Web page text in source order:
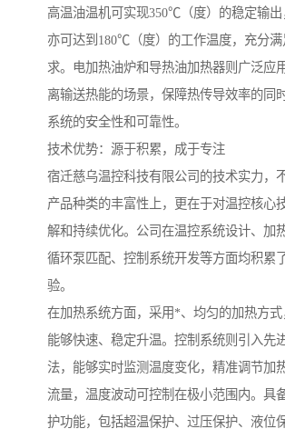
高温油温机可实现350℃（度）的稳定输
亦可达到180℃（度）的工作温度，充分
求。电加热油炉和导热油加热器则广泛应
离输送热能的场景，保障热传导效率的同
系统的安全性和可靠性。
技术优势：源于积累，成于专注
宿迁慈乌温控科技有限公司的技术实力，
产品种类的丰富性上，更在于对温控核心
解和持续优化。公司在温控系统设计、加
循环泵匹配、控制系统开发等方面均积累
验。
在加热系统方面，采用*、均匀的加热方
能够快速、稳定升温。控制系统则引入先
法，能够实时监测温度变化，精准调节加
流量，温度波动可控制在极小范围内。具
护功能，包括超温保护、过压保护、液位